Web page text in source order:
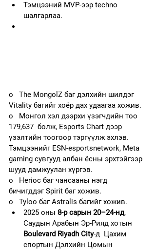
Тэмцээний MVP-ээр techno
шалгарлаа.
o   The MongolZ баг дэлхийн шилдэг
Vitality багийг хоёр дах удаагаа хожив.
o   Монгол хэл дээрхи үзэгчдийн тоо
179,637  болж, Esports Chart дээр
үзэлтийн тоогоор тэргүүлж эхлэв.
Тэмцээнийг ESN-esportsnetwork, Meta
gaming сувгууд албан ёсны эрхтэйгээр
шууд дамжуулан хүргэв.
o   Herioc баг чансааны нэгд
бичигддэг Spirit баг хожив.
o   Tyloo баг Astralis багийг хожив.
2025 оны 8-р сарын 20–24-нд,
Саудын Арабын Эр-Рияд хотын
Boulevard Riyadh City-д  Цахим
спортын Дэлхийн Цомын